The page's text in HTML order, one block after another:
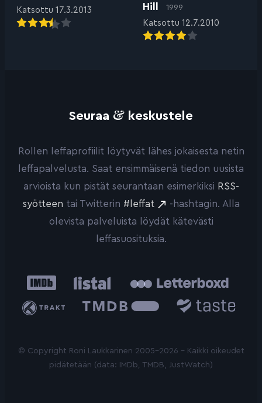
Katsottu 17.3.2013
Hill
1999
Katsottu 12.7.2010
Seuraa & keskustele
Rollen leffaprofiilit löytyvät lähes jokaisesta netin
leffapalvelusta. Saat ensimmäisenä tiedon uusista
arvioista kun pistät seurantaan esimerkiksi RSS-
syötteen tai Twitterin #leffat
-hashtagin. Alla
olevista palveluista löydät kätevästi
leffasuosituksia.
IMDb Listal
Trakt
Database
© Copyright Roni Laukkarinen 2005-2026 - Kaikki oikeudet
pidätetään (data: IMDb, TMDB, JustWatch)